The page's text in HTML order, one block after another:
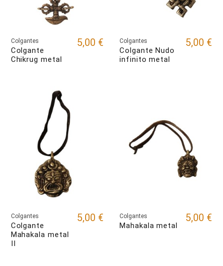
Colgantes
Colgante
Chikrug metal
5,00 € Colgantes
Colgante Nudo
infinito metal
5,00 €
Colgantes
Colgante
Mahakala metal
II
5,00 € Colgantes
Mahakala metal
5,00 €